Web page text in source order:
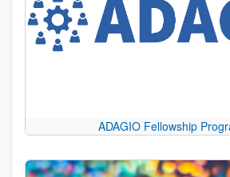
ADAGIO Fellowship